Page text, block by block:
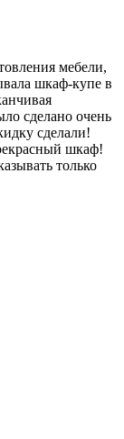
мебели,
шкаф-купе в
сделано очень
сделали!
шкаф!
только